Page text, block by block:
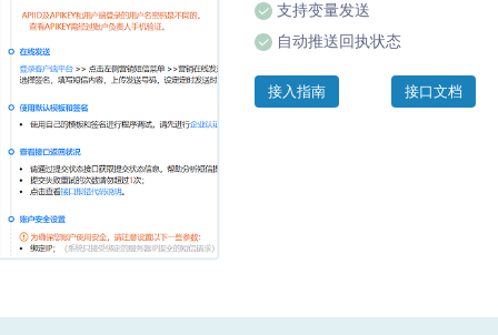
支持变量发送
自动推送回执状态
接入指南 接口文档